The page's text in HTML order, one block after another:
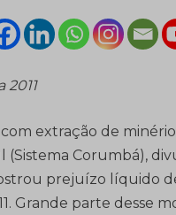
extração de
(Sistema Corumbá),
prejuízo líquido
Grande parte desse